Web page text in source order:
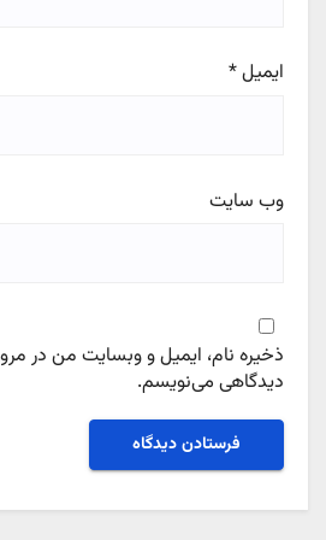
ایمیل*
وب‌ سایت
ذخیره نام، ایمیل و وبسایت من در
دیدگاهی می‌نویسم.